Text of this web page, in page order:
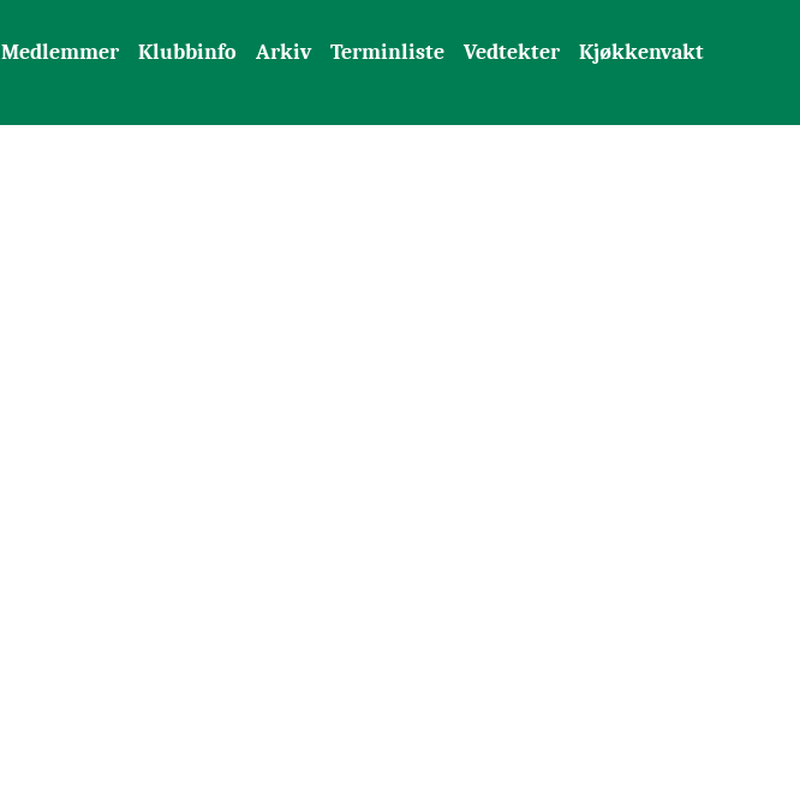
Medlemmer Klubbinfo Arkiv Terminliste Vedtekter Kjøkkenvakt